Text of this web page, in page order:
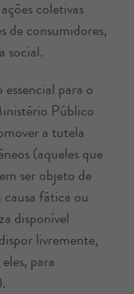
coletivas
de consumidores,
social.
para o
Público
a tutela
(aqueles que
ser objeto de
fática ou
disponível
livremente,
para